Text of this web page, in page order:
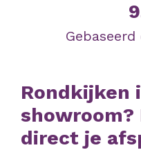
Rondkijken
showroom?
direct je